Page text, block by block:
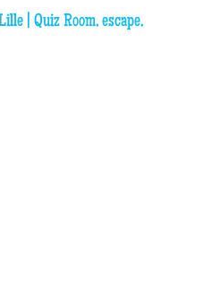
| Quiz Room, escape,